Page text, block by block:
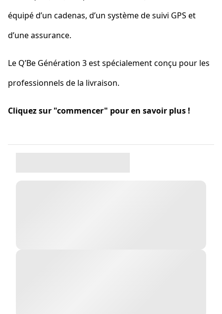
équipé d’un cadenas, d’un système de suivi GPS et
d’une assurance.
Le Q’Be Génération 3 est spécialement conçu pour les
professionnels de la livraison.
Cliquez sur "commencer" pour en savoir plus !